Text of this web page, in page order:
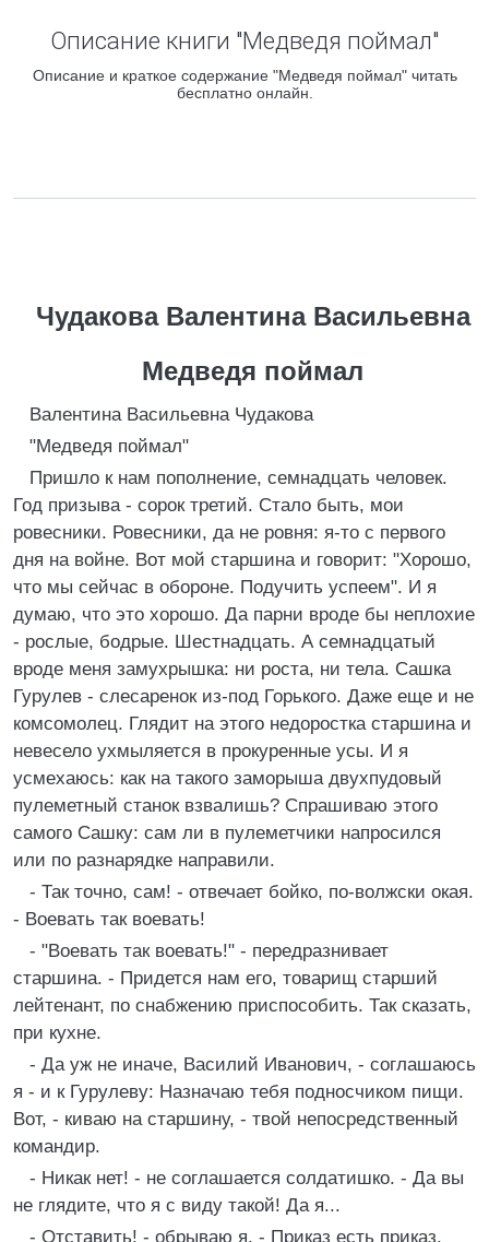
Описание книги "Медведя поймал"
Описание и краткое содержание "Медведя поймал" читать
бесплатно онлайн.
Чудакова Валентина Васильевна
Медведя поймал
Валентина Васильевна Чудакова
"Медведя поймал"
Пришло к нам пополнение, семнадцать человек.
Год призыва - сорок третий. Стало быть, мои
ровесники. Ровесники, да не ровня: я-то с первого
дня на войне. Вот мой старшина и говорит: "Хорошо,
что мы сейчас в обороне. Подучить успеем". И я
думаю, что это хорошо. Да парни вроде бы неплохие
- рослые, бодрые. Шестнадцать. А семнадцатый
вроде меня замухрышка: ни роста, ни тела. Сашка
Гурулев - слесаренок из-под Горького. Даже еще и не
комсомолец. Глядит на этого недоростка старшина и
невесело ухмыляется в прокуренные усы. И я
усмехаюсь: как на такого заморыша двухпудовый
пулеметный станок взвалишь? Спрашиваю этого
самого Сашку: сам ли в пулеметчики напросился
или по разнарядке направили.
- Так точно, сам! - отвечает бойко, по-волжски окая.
- Воевать так воевать!
- "Воевать так воевать!" - передразнивает
старшина. - Придется нам его, товарищ старший
лейтенант, по снабжению приспособить. Так сказать,
при кухне.
- Да уж не иначе, Василий Иванович, - соглашаюсь
я - и к Гурулеву: Назначаю тебя подносчиком пищи.
Вот, - киваю на старшину, - твой непосредственный
командир.
- Никак нет! - не соглашается солдатишко. - Да вы
не глядите, что я с виду такой! Да я...
- Отставить! - обрываю я. - Приказ есть приказ.